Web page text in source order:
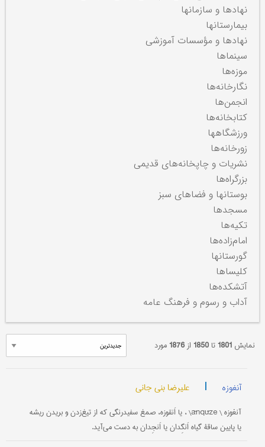
نهادها و سازمانها
بیمارستانها
نهادها و مؤسسات آموزشی
سینماها
موزه‌ها
نگارخانه‌ها
انجمن‌ها
کتابخانه‌ها
ورزشگاهها
زورخانه‌ها
نشریات و چاپخانه‌های قدیمی
بزرگراه‌ها
بوستانها و فضاهای سبز
مسجدها
تکیه‌ها
امام‌زاده‌ها
گورستانها
کلیساها
آتشکده‌ها
آداب و رسوم و فرهنگ عامه
نمایش 1801تا1850 از1876مورد
آنغوزه | علیرضا بنی جانی
آنغوزه \ ānqūze\ ، یا اَنقوزه، صمغ سفیدرنگی که از تیغ‌زدن و بریدن ریشه
یا پایین ساقۀ گیاه اَنگِدان یا اَنجِدان به دست می‌آید.